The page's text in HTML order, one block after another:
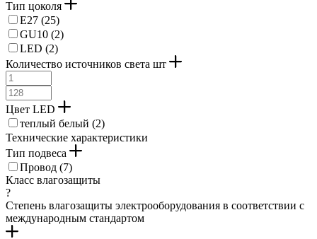
Тип цоколя
E27 (25)
GU10 (2)
LED (2)
Количество источников света шт
Цвет LED
теплый белый (2)
Технические характеристики
Тип подвеса
Провод (7)
Класс влагозащиты
?
Степень влагозащиты электрооборудования в соответствии с
международным стандартом